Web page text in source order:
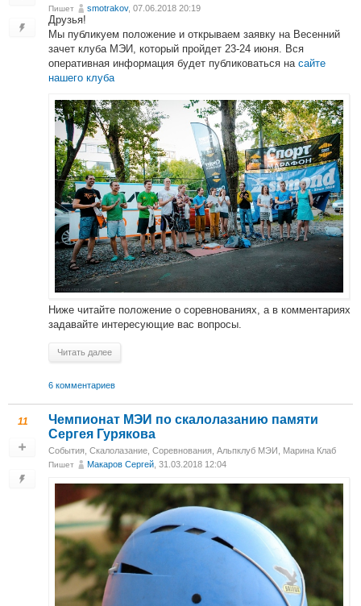
Пишет smotrakov, 07.06.2018 20:19
Друзья!
Мы публикуем положение и открываем заявку на Весенний
зачет клуба МЭИ, который пройдет 23-24 июня. Вся
оперативная информация будет публиковаться на сайте
нашего клуба
Ниже читайте положение о соревнованиях, а в комментариях
задавайте интересующие вас вопросы.
Читать далее
6 комментариев
11
Чемпионат МЭИ по скалолазанию памяти
Сергея Гурякова
События Скалолазание Соревнования Альпклуб МЭИ Марина Клаб
Пишет Макаров Сергей , 31.03.2018 12:04